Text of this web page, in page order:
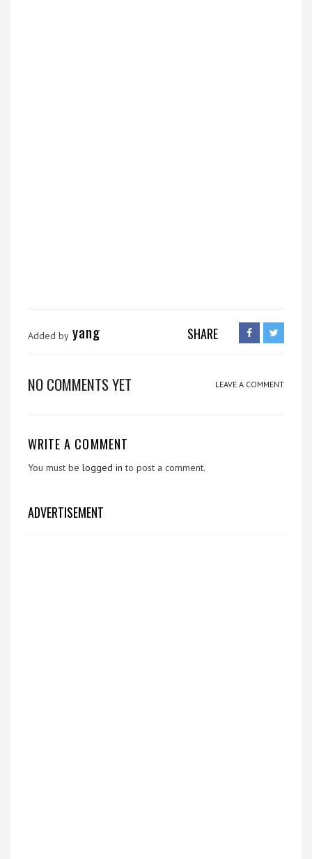
Added by yang SHARE
NO COMMENTS YET LEAVE A COMMENT
WRITE A COMMENT
You must be logged in to post a comment.
ADVERTISEMENT